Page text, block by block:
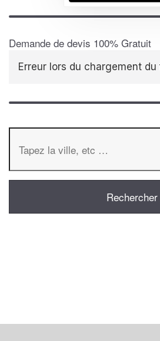
Demande de devis 100% Gratuit
Erreur lors du chargement du